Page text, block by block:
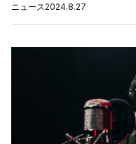
ニュース 2024.8.27